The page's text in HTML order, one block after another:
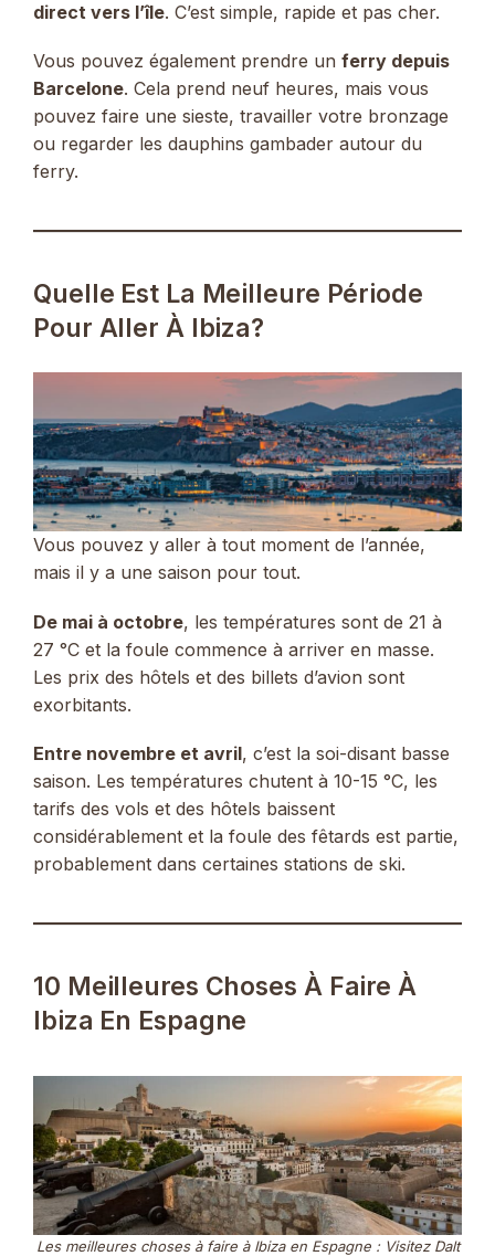
direct vers l’île. C’est simple, rapide et pas cher.
Vous pouvez également prendre un ferry depuis
Barcelone. Cela prend neuf heures, mais vous
pouvez faire une sieste, travailler votre bronzage
ou regarder les dauphins gambader autour du
ferry.
Quelle Est La Meilleure Période
Pour Aller À Ibiza?
Vous pouvez y aller à tout moment de l’année,
mais il y a une saison pour tout.
De mai à octobre, les températures sont de 21 à
27 °C et la foule commence à arriver en masse.
Les prix des hôtels et des billets d’avion sont
exorbitants.
Entre novembre et avril, c’est la soi-disant basse
saison. Les températures chutent à 10-15 °C, les
tarifs des vols et des hôtels baissent
considérablement et la foule des fêtards est partie,
probablement dans certaines stations de ski.
10 Meilleures Choses À Faire À
Ibiza En Espagne
Les meilleures choses à faire à Ibiza en Espagne : Visitez Dalt